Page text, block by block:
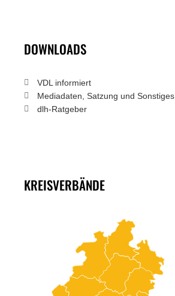
DOWNLOADS
VDL informiert
Mediadaten, Satzung und Sonstiges
dlh-Ratgeber
KREISVERBÄNDE